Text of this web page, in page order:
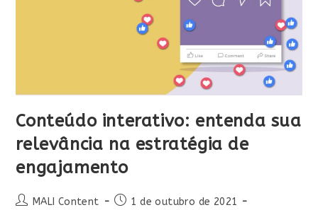
Conteúdo interativo: entenda sua
relevância na estratégia de
engajamento
MALI Content 1 de outubro de 2021